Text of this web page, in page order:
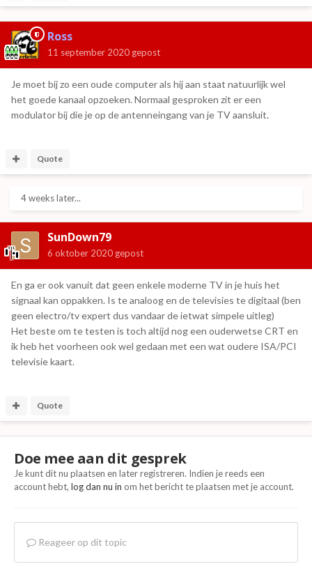
Ross
11 september 2020 gepost
Je moet bij zo een oude computer als hij aan staat natuurlijk wel
het goede kanaal opzoeken. Normaal gesproken zit er een
modulator bij die je op de antenneingang van je TV aansluit.
Quote
4 weeks later...
SunDown79
6 oktober 2020 gepost
En ga er ook vanuit dat geen enkele moderne TV in je huis het
signaal kan oppakken. Is te analoog en de televisies te digitaal (ben
geen electro/tv expert dus vandaar de ietwat simpele uitleg)
Het beste om te testen is toch altijd nog een ouderwetse CRT en
ik heb het voorheen ook wel gedaan met een wat oudere ISA/PCI
televisie kaart.
Quote
Doe mee aan dit gesprek
Je kunt dit nu plaatsen en later registreren. Indien je reeds een
account hebt, log dan nu in om het bericht te plaatsen met je account.
Reageer op dit topic